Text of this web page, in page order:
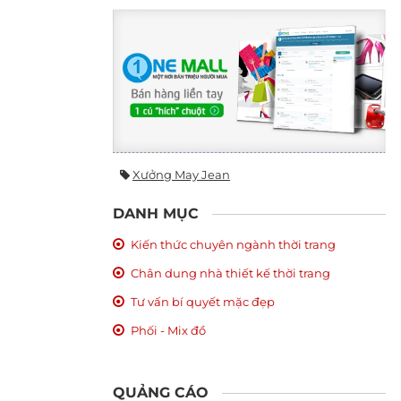
Xưởng May Jean
DANH MỤC
Kiến thức chuyên ngành thời trang
Chân dung nhà thiết kế thời trang
Tư vấn bí quyết mặc đẹp
Phối - Mix đồ
QUẢNG CÁO